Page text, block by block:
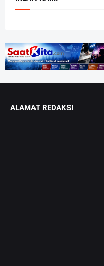
ALAMAT REDAKSI